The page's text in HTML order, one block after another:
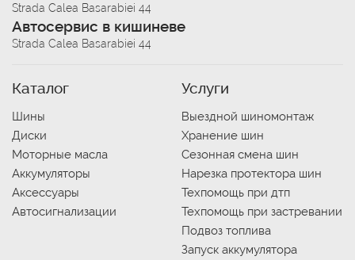
Strada Calea Basarabiei 44
Автосервис в кишиневе
Strada Calea Basarabiei 44
Каталог
Шины
Диски
Моторные масла
Аккумуляторы
Аксессуары
Автосигнализации
Услуги
Выездной шиномонтаж
Хранение шин
Сезонная смена шин
Нарезка протектора шин
Техпомощь при дтп
Техпомощь при застревании
Подвоз топлива
Запуск аккумулятора